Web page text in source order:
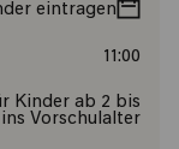
eintragen
11:00
Kinder ab 2 bis
ins Vorschulalter